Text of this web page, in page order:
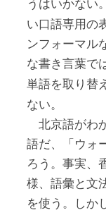
うはいかない
い口語専用の
ンフォーマル
な書き言葉で
単語を取り替
ない。
北京語がわ
語だ、「ウォ
ろう。事実、
様、語彙と文
を使う。しか